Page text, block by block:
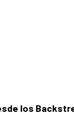
los